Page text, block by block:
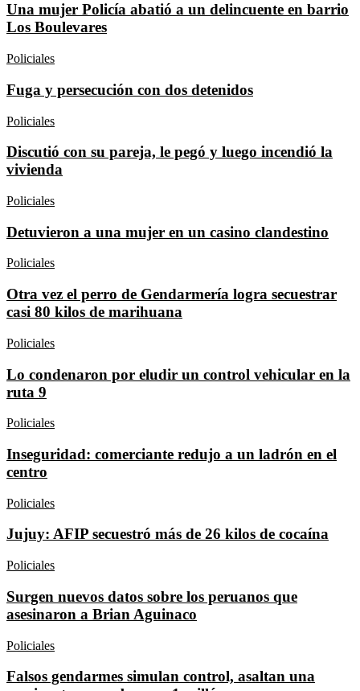
Una mujer Policía abatió a un delincuente en barrio
Los Boulevares
Policiales
Fuga y persecución con dos detenidos
Policiales
Discutió con su pareja, le pegó y luego incendió la
vivienda
Policiales
Detuvieron a una mujer en un casino clandestino
Policiales
Otra vez el perro de Gendarmería logra secuestrar
casi 80 kilos de marihuana
Policiales
Lo condenaron por eludir un control vehicular en la
ruta 9
Policiales
Inseguridad: comerciante redujo a un ladrón en el
centro
Policiales
Jujuy: AFIP secuestró más de 26 kilos de cocaína
Policiales
Surgen nuevos datos sobre los peruanos que
asesinaron a Brian Aguinaco
Policiales
Falsos gendarmes simulan control, asaltan una